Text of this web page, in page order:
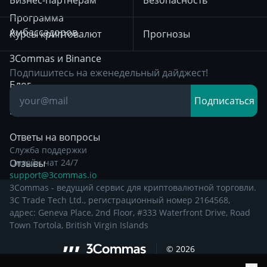
Bybit
возврате к
среднему
торговля
Дейтрейдинг
Торговля на пробой
Уведомление о
конфиденциальности
с 29 декабря 2024
Остальная
Правовая
Информация
Программа
Амбассадоров
3Commas и Binance
Блог
База знаний
Ответы на вопросы
Отзывы
Курсы криптовалют Прогнозы
Подпишитесь на еженедельный дайджест!
Подписаться
Служба поддержки
Онлайн чат 24/7
support@3commas.io
3Commas - ведущий сервис для криптовалютной торговли.
3C Trade Tech Ltd., регистрационный номер 2164568,
адрес: Geneva Place, 2nd Floor, #333 Waterfront Drive, Road
Town Tortola, British Virgin Islands
© 2026